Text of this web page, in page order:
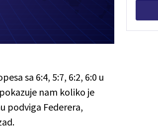
sa 6:4, 5:7, 6:2, 6:0 u
nam koliko je
podviga Federera,